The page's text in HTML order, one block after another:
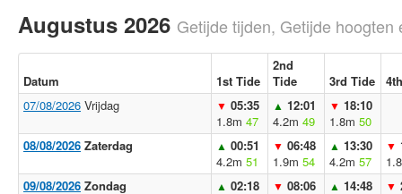
Augustus 2026 Getijde tijden, Getijde hoogten
Datum 1st Tide
2nd
Tide
3rd Tide
07/08/2026 Vrijdag ▼ 05:35
1.8m 47
▲ 12:01
4.2m 49
▼ 18:10
1.8m 50
08/08/2026 Zaterdag ▲ 00:51
4.2m 51
▼ 06:48
1.9m 54
▲ 13:30
4.2m 57
▼
09/08/2026 Zondag ▲ 02:18
▼ 08:06
▲ 14:48
▼